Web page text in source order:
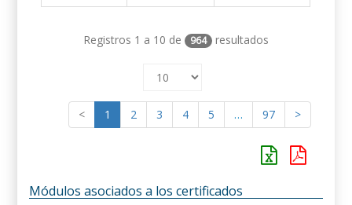
Registros 1 a 10 de 964 resultados
< 1 2 3 4 5 … 97 >
Módulos asociados a los certificados